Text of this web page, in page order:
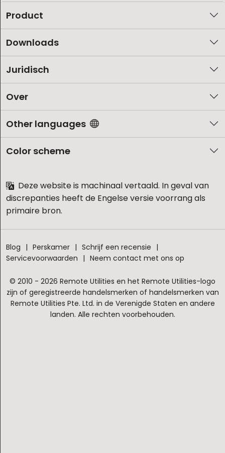
Product
Downloads
Juridisch
Over
Other languages
Color scheme
Deze website is machinaal vertaald. In geval van
discrepanties heeft de Engelse versie voorrang als
primaire bron.
Blog Perskamer
Schrijf een recensie
Servicevoorwaarden
Neem contact met ons op
© 2010 - 2026 Remote Utilities en het Remote Utilities-logo
zijn of geregistreerde handelsmerken of handelsmerken van
Remote Utilities Pte. Ltd. in de Verenigde Staten en andere
landen. Alle rechten voorbehouden.